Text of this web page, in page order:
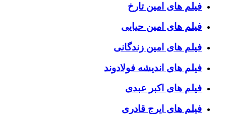
فیلم های امین تارخ
فیلم های امین حیایی
فیلم های امین زندگانی
فیلم های اندیشه فولادوند
فیلم های اکبر عبدی
فیلم های ایرج قادری